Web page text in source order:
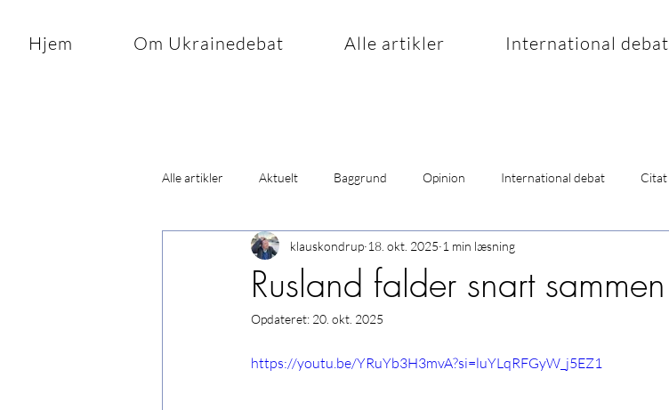
Hjem Om Ukrainedebat Alle artikler International debat
Alle artikler Aktuelt Baggrund Opinion International debat Citat
Rusland falder snart sammen
klauskondrup 18. okt. 2025 1 min læsning
Opdateret: 20. okt. 2025
https://youtu.be/YRuYb3H3mvA?si=luYLqRFGyW_j5EZ1